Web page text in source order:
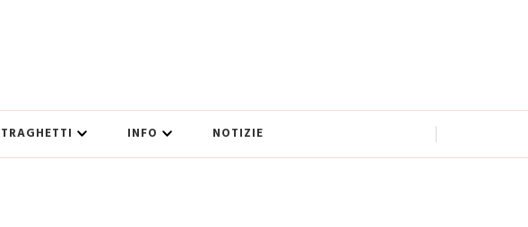
TRAGHETTI INFO NOTIZIE